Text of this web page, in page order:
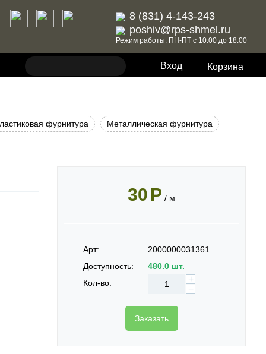
8 (831) 4-143-243
poshiv@rps-shmel.ru
Режим работы: ПН-ПТ с 10:00 до 18:00
Корзина
Вход
фурнитура Металлическая фурнитура
30 Р / м
Арт:
2000000031361
Доступность:
480.0 шт.
Кол-во:
+
−
Заказать